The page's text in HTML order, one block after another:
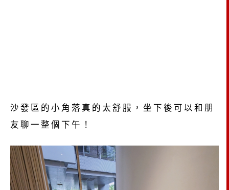
沙發區的小角落真的太舒服，坐下後可以和朋
友聊一整個下午！